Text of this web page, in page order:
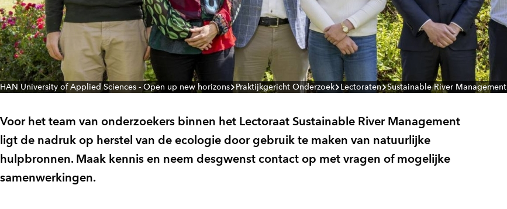
HAN University of Applied Sciences - Open up new horizons Praktijkgericht Onderzoek Lectoraten Sustainable River Management
Voor het team van onderzoekers binnen het Lectoraat Sustainable River Management
ligt de nadruk op herstel van de ecologie door gebruik te maken van natuurlijke
hulpbronnen. Maak kennis en neem desgwenst contact op met vragen of mogelijke
samenwerkingen.